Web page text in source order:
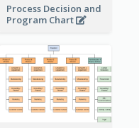
Process Decision and
Program Chart